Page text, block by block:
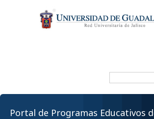
contenido
principal
Buscar
Portal de Programas Educativos